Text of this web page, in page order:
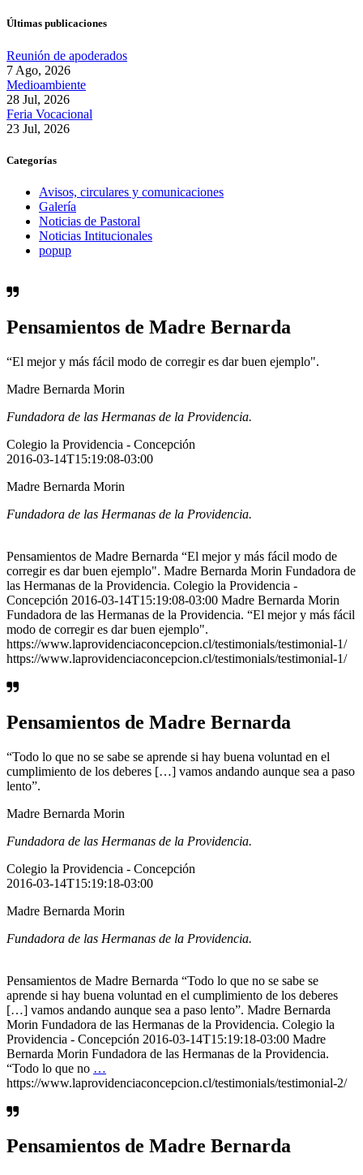
Últimas publicaciones
Reunión de apoderados
7 Ago, 2026
Medioambiente
28 Jul, 2026
Feria Vocacional
23 Jul, 2026
Categorías
Avisos, circulares y comunicaciones
Galería
Noticias de Pastoral
Noticias Intitucionales
popup
Pensamientos de Madre Bernarda
“El mejor y más fácil modo de corregir es dar buen ejemplo".
Madre Bernarda Morin
Fundadora de las Hermanas de la Providencia.
Colegio la Providencia - Concepción
2016-03-14T15:19:08-03:00
Madre Bernarda Morin
Fundadora de las Hermanas de la Providencia.
Pensamientos de Madre Bernarda “El mejor y más fácil modo de
corregir es dar buen ejemplo". Madre Bernarda Morin Fundadora de
las Hermanas de la Providencia. Colegio la Providencia -
Concepción 2016-03-14T15:19:08-03:00 Madre Bernarda Morin
Fundadora de las Hermanas de la Providencia. “El mejor y más fácil
modo de corregir es dar buen ejemplo".
https://www.laprovidenciaconcepcion.cl/testimonials/testimonial-1/
https://www.laprovidenciaconcepcion.cl/testimonials/testimonial-1/
Pensamientos de Madre Bernarda
“Todo lo que no se sabe se aprende si hay buena voluntad en el
cumplimiento de los deberes […] vamos andando aunque sea a paso
lento”.
Madre Bernarda Morin
Fundadora de las Hermanas de la Providencia.
Colegio la Providencia - Concepción
2016-03-14T15:19:18-03:00
Madre Bernarda Morin
Fundadora de las Hermanas de la Providencia.
Pensamientos de Madre Bernarda “Todo lo que no se sabe se
aprende si hay buena voluntad en el cumplimiento de los deberes
[…] vamos andando aunque sea a paso lento”. Madre Bernarda
Morin Fundadora de las Hermanas de la Providencia. Colegio la
Providencia - Concepción 2016-03-14T15:19:18-03:00 Madre
Bernarda Morin Fundadora de las Hermanas de la Providencia.
“Todo lo que no …
https://www.laprovidenciaconcepcion.cl/testimonials/testimonial-2/
Pensamientos de Madre Bernarda